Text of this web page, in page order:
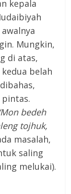
kepala
Mungkin,
di atas,
belah
pintas.
bedeh
tojhuk,
masalah,
saling
melukai).